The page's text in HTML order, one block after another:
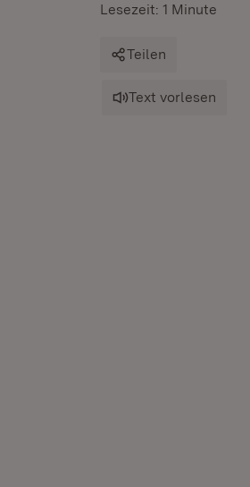
Lesezeit: 1 Minute
Teilen
Text vorlesen